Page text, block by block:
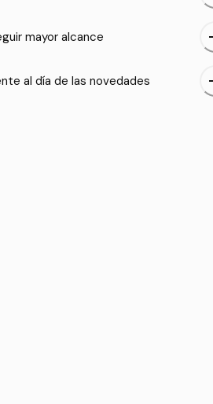
mayor alcance
al día de las novedades